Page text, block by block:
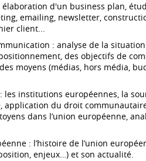
d'un business plan,
emailing, newsletter,
client...
: analyse de la situation
des objectifs de
moyens (médias, hors média,
les institutions européennes, la
application du droit
dans l’union européenne,
: l’histoire de l’union
enjeux…) et son actualité.